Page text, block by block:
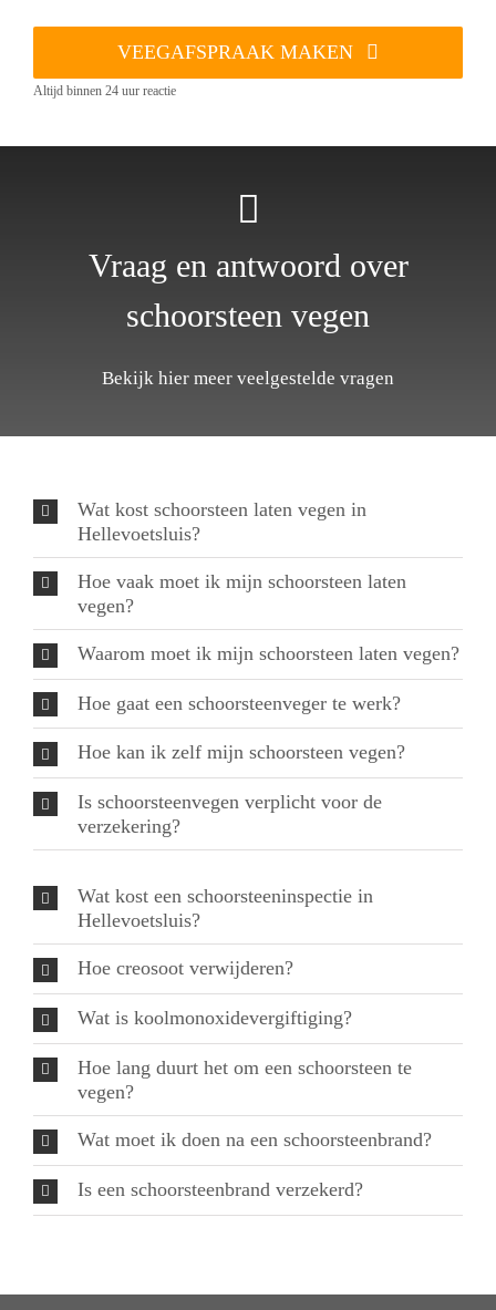
VEEGAFSPRAAK MAKEN
Altijd binnen 24 uur reactie
Vraag en antwoord over
schoorsteen vegen
Bekijk hier meer veelgestelde vragen
Wat kost schoorsteen laten vegen in
Hellevoetsluis?
Hoe vaak moet ik mijn schoorsteen laten
vegen?
Waarom moet ik mijn schoorsteen laten vegen?
Hoe gaat een schoorsteenveger te werk?
Hoe kan ik zelf mijn schoorsteen vegen?
Is schoorsteenvegen verplicht voor de
verzekering?
Wat kost een schoorsteeninspectie in
Hellevoetsluis?
Hoe creosoot verwijderen?
Wat is koolmonoxidevergiftiging?
Hoe lang duurt het om een schoorsteen te
vegen?
Wat moet ik doen na een schoorsteenbrand?
Is een schoorsteenbrand verzekerd?